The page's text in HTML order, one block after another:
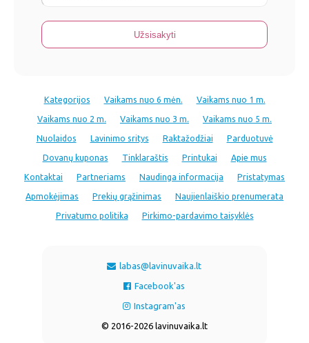
Kategorijos Vaikams nuo 6 mėn.
Vaikams nuo 1 m.
Vaikams nuo 2 m.
Vaikams nuo 3 m.
Vaikams nuo 5 m.
Nuolaidos
Lavinimo sritys Raktažodžiai
Parduotuvė
Dovanų kuponas
Tinklaraštis Printukai
Apie mus
Kontaktai
Partneriams Naudinga informacija
Pristatymas
Apmokėjimas
Prekių grąžinimas
Naujienlaiškio prenumerata
Privatumo politika
Pirkimo-pardavimo taisyklės
labas@lavinuvaika.lt
Facebook'as
Instagram'as
© 2016-2026 lavinuvaika.lt